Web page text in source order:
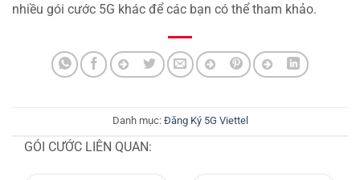
nhiều gói cước 5G khác để các bạn có thể tham khảo.
Danh mục: Đăng Ký 5G Viettel
GÓI CƯỚC LIÊN QUAN: